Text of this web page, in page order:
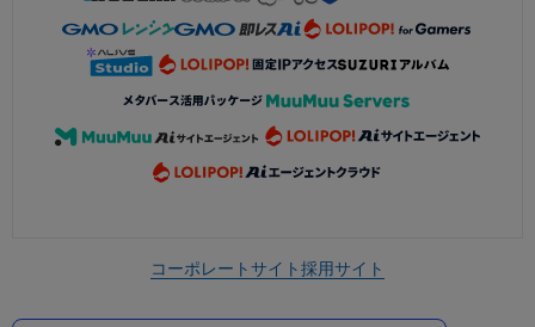
コーポレートサイト採用サイト